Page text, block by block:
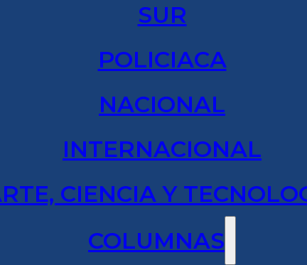
SUR
POLICIACA
NACIONAL
INTERNACIONAL
CIENCIA Y
COLUMNAS